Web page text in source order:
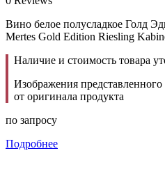
Вино белое полусладкое Голд
Mertes Gold Edition Riesling
Наличие и стоимость товара
Изображения представленного
от оригинала продукта
по запросу
Подробнее